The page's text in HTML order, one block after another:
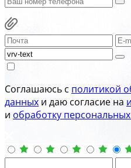
Соглашаюсь с политикой
данных и даю согласие на
и обработку